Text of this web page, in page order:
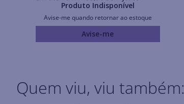
Produto Indisponível
Avise-me quando retornar ao estoque
Avise-me
Quem viu, viu também: